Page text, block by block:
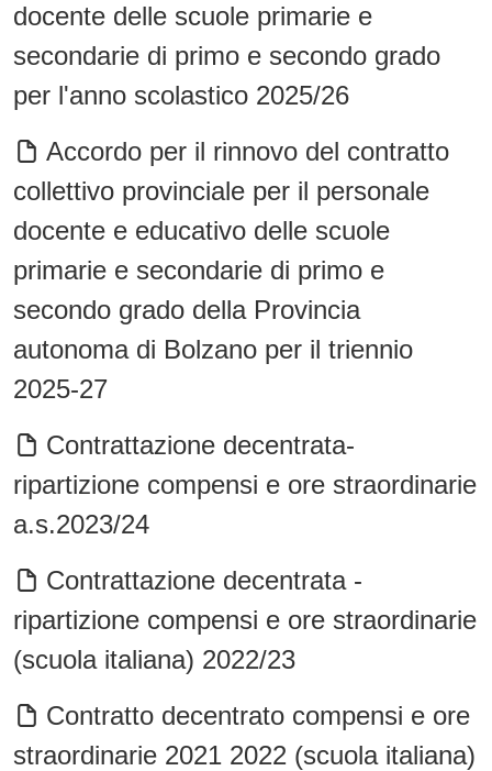
docente delle scuole primarie e
secondarie di primo e secondo grado
per l'anno scolastico 2025/26
Accordo per il rinnovo del contratto
collettivo provinciale per il personale
docente e educativo delle scuole
primarie e secondarie di primo e
secondo grado della Provincia
autonoma di Bolzano per il triennio
2025-27
Contrattazione decentrata-
ripartizione compensi e ore straordinarie
a.s.2023/24
Contrattazione decentrata -
ripartizione compensi e ore straordinarie
(scuola italiana) 2022/23
Contratto decentrato compensi e ore
straordinarie 2021 2022 (scuola italiana)